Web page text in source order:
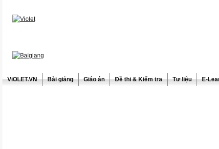
ViOLET.VN Bài giảng Giáo án Đề thi & Kiểm tra Tư liệu E-